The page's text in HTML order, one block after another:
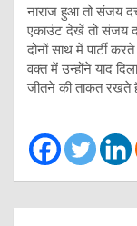
नाराज हुआ तो संजय
एकाउंट देखें तो संजय
दोनों साथ में पार्टी
वक्त में उन्होंने याद
जीतने की ताकत रखते